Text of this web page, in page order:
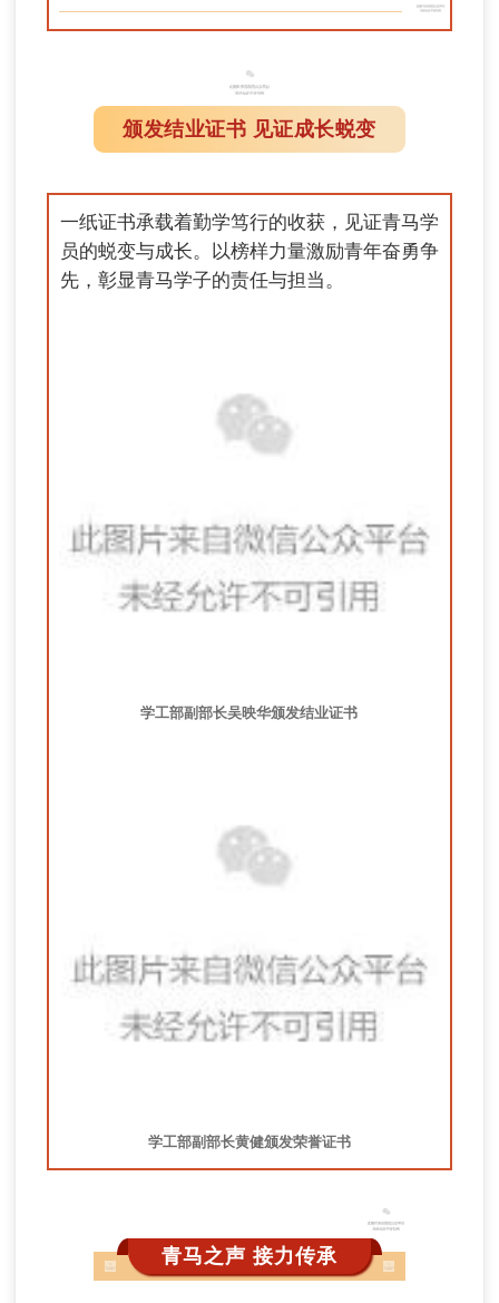
颁发结业证书 见证成长蜕变
一纸证书承载着勤学笃行的收获，见证青马学
员的蜕变与成长。以榜样力量激励青年奋勇争
先，彰显青马学子的责任与担当。
学工部副部长吴映华颁发结业证书
学工部副部长黄健颁发荣誉证书
青马之声 接力传承